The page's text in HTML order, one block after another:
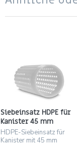
Siebeinsatz HDPE für
Kanister 45 mm
(natur) – für 2–10 L
HDPE-Siebeinsatz für
Kanister mit 45 mm